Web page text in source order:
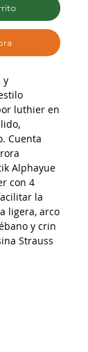
y
luthier en
Cuenta
Alphayue
con 4
la
ligera, arco
y crin
Strauss